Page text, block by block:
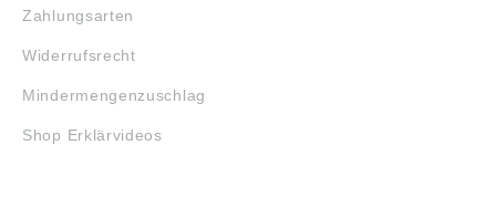
Zahlungsarten
Widerrufsrecht
Mindermengenzuschlag
Shop Erklärvideos